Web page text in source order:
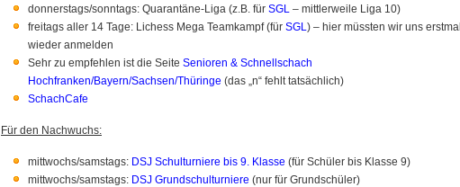
donnerstags/sonntags: Quarantäne-Liga (z.B. für SGL – mittlerweile Liga 10)
freitags aller 14 Tage: Lichess Mega Teamkampf (für SGL) – hier müssten wir uns erstmal
wieder anmelden
Sehr zu empfehlen ist die Seite Senioren & Schnellschach
Hochfranken/Bayern/Sachsen/Thüringe (das „n“ fehlt tatsächlich)
SchachCafe
Für den Nachwuchs:
mittwochs/samstags: DSJ Schulturniere bis 9. Klasse (für Schüler bis Klasse 9)
mittwochs/samstags: DSJ Grundschulturniere (nur für Grundschüler)